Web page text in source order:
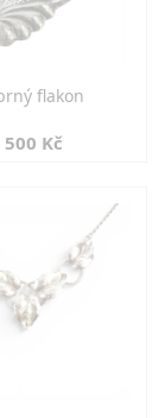
flakon
500 Kč